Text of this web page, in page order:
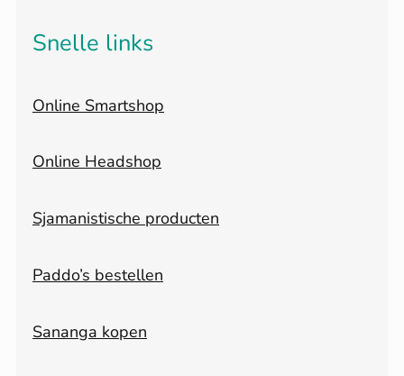
Snelle links
Online Smartshop
Online Headshop
Sjamanistische producten
Paddo’s bestellen
Sananga kopen